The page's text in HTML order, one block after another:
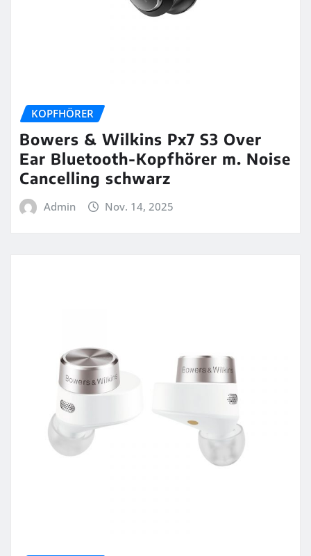
KOPFHÖRER
Bowers & Wilkins Px7 S3 Over
Ear Bluetooth-Kopfhörer m. Noise
Cancelling schwarz
Admin Nov. 14, 2025